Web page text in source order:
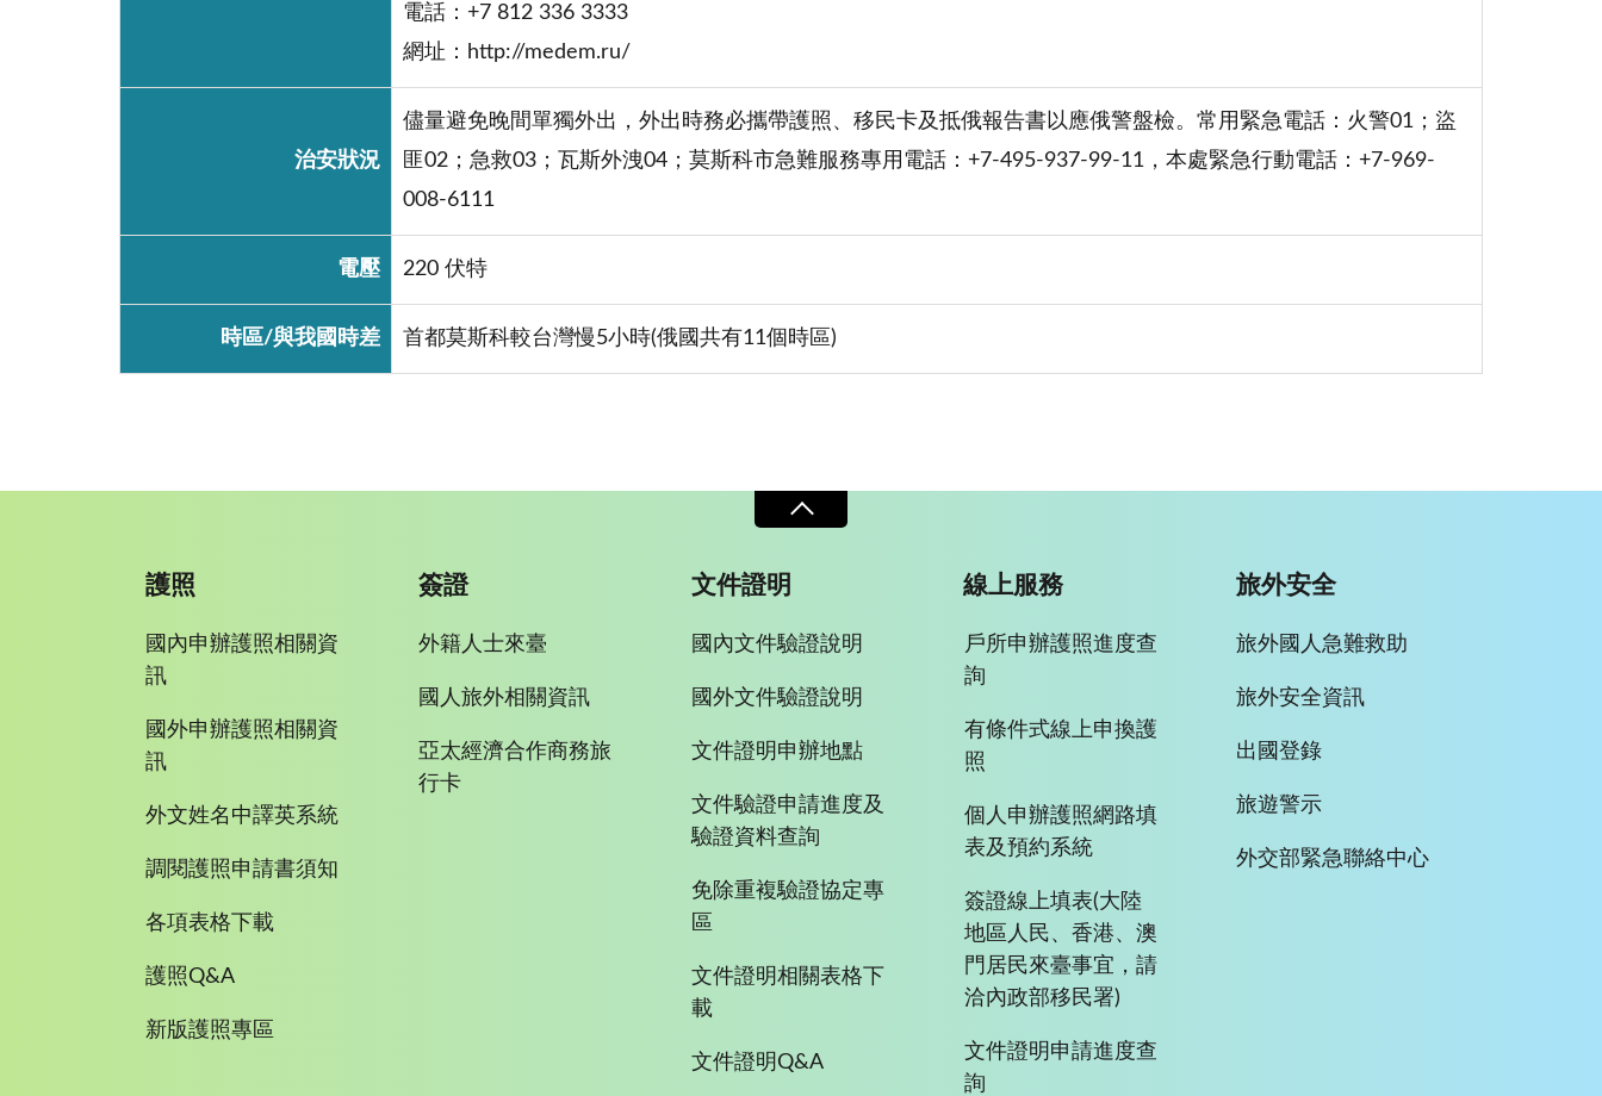
電話：+7 812 336 3333
網址：http://medem.ru/
治安狀況
儘量避免晚間單獨外出，外出時務必攜帶護照、移民卡及抵俄報告書以應俄警盤檢。常用緊急電話：火警01；盜
匪02；急救03；瓦斯外洩04；莫斯科市急難服務專用電話：+7-495-937-99-11，本處緊急行動電話：+7-969-
008-6111
電壓 220 伏特
時區/與我國時差 首都莫斯科較台灣慢5小時(俄國共有11個時區)
護照
國內申辦護照相關資
訊
國外申辦護照相關資
訊
外文姓名中譯英系統
調閱護照申請書須知
各項表格下載
護照Q&A
新版護照專區
簽證
外籍人士來臺
國人旅外相關資訊
亞太經濟合作商務旅
行卡
文件證明
國內文件驗證說明
國外文件驗證說明
文件證明申辦地點
文件驗證申請進度及
驗證資料查詢
免除重複驗證協定專
區
文件證明相關表格下
載
文件證明Q&A
線上服務
戶所申辦護照進度查
詢
有條件式線上申換護
照
個人申辦護照網路填
表及預約系統
簽證線上填表(大陸
地區人民、香港、澳
門居民來臺事宜，請
洽內政部移民署)
文件證明申請進度查
詢
旅外安全
旅外國人急難救助
旅外安全資訊
出國登錄
旅遊警示
外交部緊急聯絡中心